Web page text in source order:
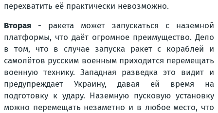
перехватить её практически невозможно.
Вторая - ракета может запускаться с наземной
платформы, что даёт огромное преимущество. Дело
в том, что в случае запуска ракет с кораблей и
самолётов русским военным приходится перемещать
военную технику. Западная разведка это видит и
предупреждает Украину, давая ей время на
подготовку к удару. Наземную пусковую установку
можно перемещать незаметно и в любое место, что